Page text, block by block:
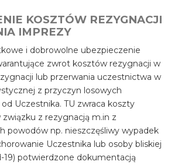
KOSZTÓW REZYGNACJI
IMPREZY
i dobrowolne ubezpieczenie
zwrot kosztów rezygnacji w
lub przerwania uczestnictwa w
z przyczyn losowych
Uczestnika. TU zwraca koszty
z rezygnacją m.in z
powodów np. nieszczęśliwy wypadek
Uczestnika lub osoby bliskiej
19) potwierdzone dokumentacją